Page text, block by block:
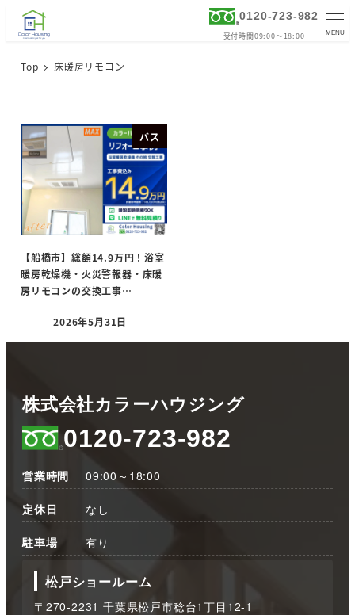
0120-723-982
受付時間09:00～18:00 MENU
Top 床暖房リモコン
バス
【船橋市】総額14.9万円！浴室
暖房乾燥機・火災警報器・床暖
房リモコンの交換工事…
2026年5月31日
株式会社カラーハウジング
0120-723-982
営業時間 09:00～18:00
定休日 なし
駐車場 有り
松戸ショールーム
〒270-2231 千葉県松戸市稔台1丁目12-1